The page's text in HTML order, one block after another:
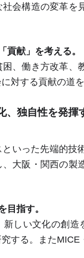
会構造の変革
貢献」を考える。
働き方改革、
対する貢献の道を
、独自性を発揮
といった先端的技
大阪・関西の
指す。
しい文化の創造
する。またMICE